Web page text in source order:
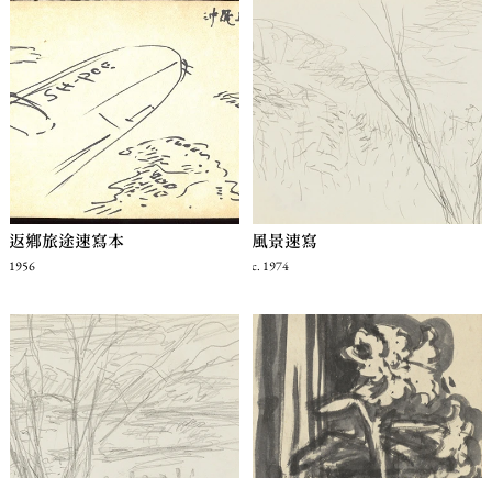
返鄉旅途速寫本
1956
風景速寫
c. 1974